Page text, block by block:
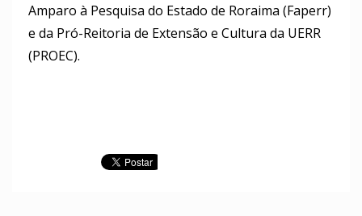
Amparo à Pesquisa do Estado de Roraima (Faperr)
e da Pró-Reitoria de Extensão e Cultura da UERR
(PROEC).